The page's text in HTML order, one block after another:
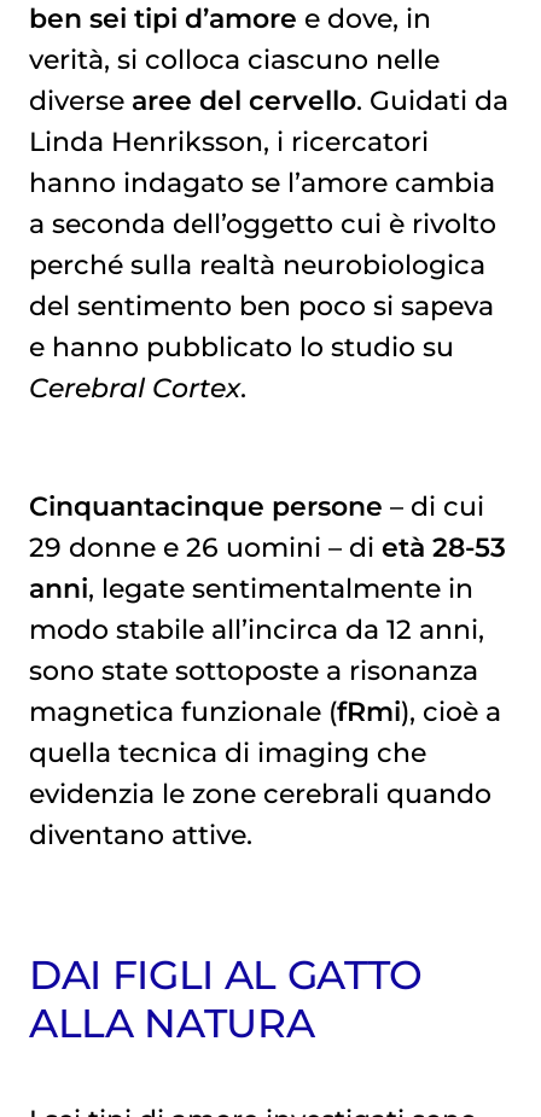
ben sei tipi d’amore e dove, in
verità, si colloca ciascuno nelle
diverse aree del cervello. Guidati da
Linda Henriksson, i ricercatori
hanno indagato se l’amore cambia
a seconda dell’oggetto cui è rivolto
perché sulla realtà neurobiologica
del sentimento ben poco si sapeva
e hanno pubblicato lo studio su
Cerebral Cortex.
Cinquantacinque persone – di cui
29 donne e 26 uomini – di età 28-53
anni, legate sentimentalmente in
modo stabile all’incirca da 12 anni,
sono state sottoposte a risonanza
magnetica funzionale (fRmi), cioè a
quella tecnica di imaging che
evidenzia le zone cerebrali quando
diventano attive.
DAI FIGLI AL GATTO
ALLA NATURA